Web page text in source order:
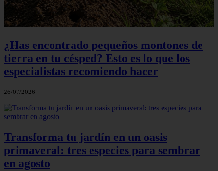
¿Has encontrado pequeños montones de
tierra en tu césped? Esto es lo que los
especialistas recomiendo hacer
26/07/2026
Transforma tu jardín en un oasis
primaveral: tres especies para sembrar
en agosto